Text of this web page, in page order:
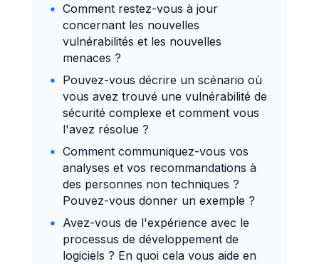
Comment restez-vous à jour
concernant les nouvelles
vulnérabilités et les nouvelles
menaces ?
Pouvez-vous décrire un scénario où
vous avez trouvé une vulnérabilité de
sécurité complexe et comment vous
l'avez résolue ?
Comment communiquez-vous vos
analyses et vos recommandations à
des personnes non techniques ?
Pouvez-vous donner un exemple ?
Avez-vous de l'expérience avec le
processus de développement de
logiciels ? En quoi cela vous aide en